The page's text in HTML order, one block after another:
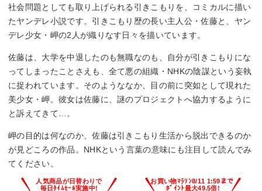
社会問題としても取り上げられる引きこもりを、コミカルに描い
たヤンデレ小説です。引きこもり歴の長い主人公・佐藤と、ヤン
デレ少女・岬の2人が織りなす日々を描いています。
佐藤は、大学を中退したのも無職なのも、自分が引きこもりにな
ってしまったことさえも、全て悪の組織・NHKの陰謀という妄執
に捉われています。そのようななか、目の前に突如として現れた
美少女・岬。彼女は佐藤に、謎のプロジェクトへ協力するように
と訴えてきて…。
岬の目的は何なのか、佐藤は引きこもり生活から脱出できるのか
が見どころの作品。NHKという言葉の意味にも注目して読んでみ
てください。